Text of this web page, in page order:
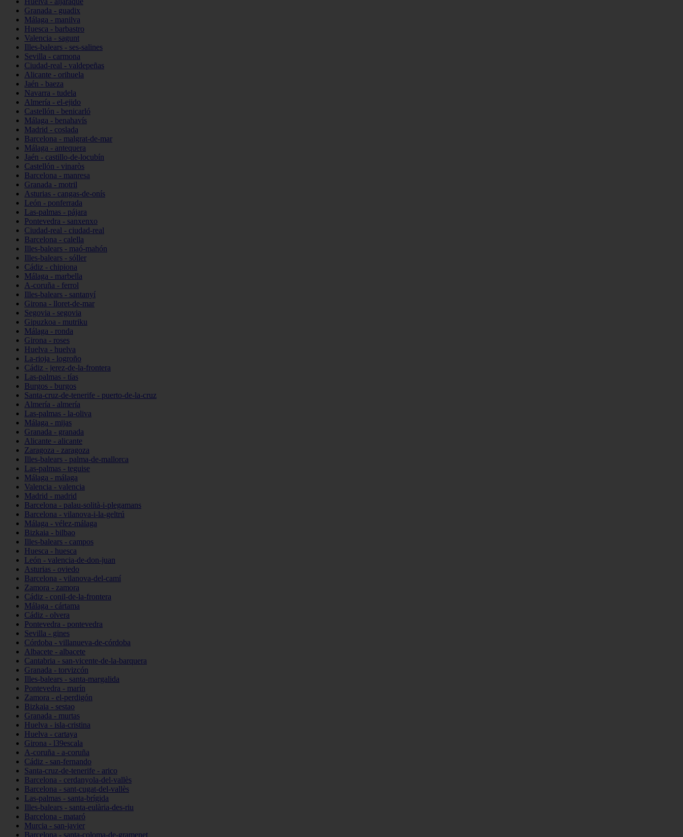
Granada - guadix
Málaga - manilva
Huesca - barbastro
Valencia - sagunt
Illes-balears - ses-salines
Sevilla - carmona
Ciudad-real - valdepeñas
Alicante - orihuela
Jaén - baeza
Navarra - tudela
Almería - el-ejido
Castellón - benicarló
Málaga - benahavís
Madrid - coslada
Barcelona - malgrat-de-mar
Málaga - antequera
Jaén - castillo-de-locubín
Castellón - vinaròs
Barcelona - manresa
Granada - motril
Asturias - cangas-de-onís
León - ponferrada
Las-palmas - pájara
Pontevedra - sanxenxo
Ciudad-real - ciudad-real
Barcelona - calella
Illes-balears - maó-mahón
Illes-balears - sóller
Cádiz - chipiona
Málaga - marbella
A-coruña - ferrol
Illes-balears - santanyí
Girona - lloret-de-mar
Segovia - segovia
Gipuzkoa - mutriku
Málaga - ronda
Girona - roses
Huelva - huelva
La-rioja - logroño
Cádiz - jerez-de-la-frontera
Las-palmas - tías
Burgos - burgos
Santa-cruz-de-tenerife - puerto-de-la-cruz
Almería - almería
Las-palmas - la-oliva
Málaga - mijas
Granada - granada
Alicante - alicante
Zaragoza - zaragoza
Illes-balears - palma-de-mallorca
Las-palmas - teguise
Málaga - málaga
Valencia - valencia
Madrid - madrid
Barcelona - palau-solità-i-plegamans
Barcelona - vilanova-i-la-geltrú
Málaga - vélez-málaga
Bizkaia - bilbao
Illes-balears - campos
Huesca - huesca
León - valencia-de-don-juan
Asturias - oviedo
Barcelona - vilanova-del-camí
Zamora - zamora
Cádiz - conil-de-la-frontera
Málaga - cártama
Cádiz - olvera
Pontevedra - pontevedra
Sevilla - gines
Córdoba - villanueva-de-córdoba
Albacete - albacete
Cantabria - san-vicente-de-la-barquera
Granada - torvizcón
Illes-balears - santa-margalida
Pontevedra - marín
Zamora - el-perdigón
Bizkaia - sestao
Granada - murtas
Huelva - isla-cristina
Huelva - cartaya
Girona - l39escala
A-coruña - a-coruña
Cádiz - san-fernando
Santa-cruz-de-tenerife - arico
Barcelona - cerdanyola-del-vallès
Barcelona - sant-cugat-del-vallès
Las-palmas - santa-brígida
Illes-balears - santa-eulària-des-riu
Barcelona - mataró
Murcia - san-javier
Barcelona - santa-coloma-de-gramenet